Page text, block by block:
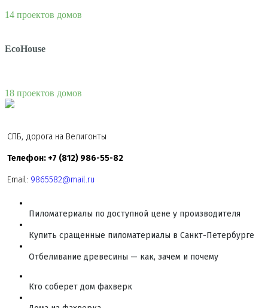
14 проектов домов
EcoHouse
18 проектов домов
СПБ, дорога на Велигонты
Телефон: +7 (812) 986-55-82
Email: 9865582@mail.ru
Пиломатериалы по доступной цене у производителя
Купить сращенные пиломатериалы в Санкт-Петербурге
Отбеливание древесины — как, зачем и почему
Кто соберет дом фахверк